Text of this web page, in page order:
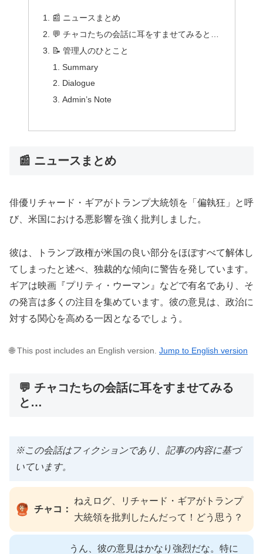
📰 ニュースまとめ
💬 チャコたちの会話に耳をすませてみると…
📝 管理人のひとこと
Summary
Dialogue
Admin’s Note
📰 ニュースまとめ
俳優リチャード・ギアがトランプ大統領を「偏執狂」と呼
び、米国における悪影響を強く批判しました。
彼は、トランプ政権が米国の良い部分をほぼすべて解体し
てしまったと述べ、独裁的な傾向に警告を発しています。
ギアは映画『プリティ・ウーマン』などで有名であり、そ
の発言は多くの注目を集めています。彼の意見は、政治に
対する関心を高める一因となるでしょう。
🌐 This post includes an English version. Jump to English version
💬 チャコたちの会話に耳をすませてみる
と…
※この会話はフィクションであり、記事の内容に基づ
いています。
チャコ：
ねえログ、リチャード・ギアがトランプ
大統領を批判したんだって！どう思う？
うん、彼の意見はかなり強烈だな。特に